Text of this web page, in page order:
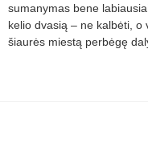
sumanymas bene
kelio dvasią – ne kalbėti, o
šiaurės miestą perbėgę